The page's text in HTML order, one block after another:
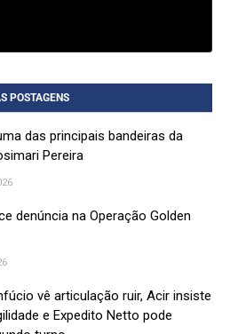
POSTAGENS
das principais bandeiras da
Pereira
denúncia na Operação Golden
vê articulação ruir, Acir insiste
e Expedito Netto pode